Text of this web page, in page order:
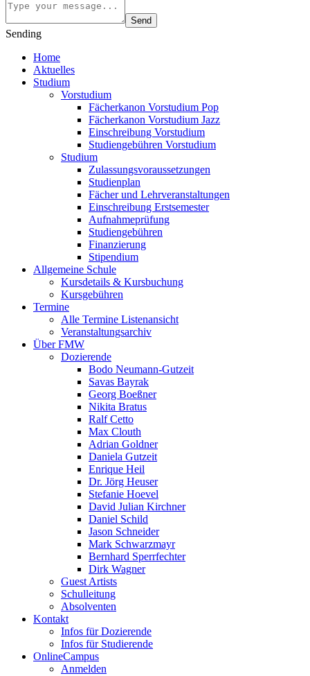
Send
Sending
Home
Aktuelles
Studium
Vorstudium
Fächerkanon Vorstudium Pop
Fächerkanon Vorstudium Jazz
Einschreibung Vorstudium
Studiengebühren Vorstudium
Studium
Zulassungsvoraussetzungen
Studienplan
Fächer und Lehrveranstaltungen
Einschreibung Erstsemester
Aufnahmeprüfung
Studiengebühren
Finanzierung
Stipendium
Allgemeine Schule
Kursdetails & Kursbuchung
Kursgebühren
Termine
Alle Termine Listenansicht
Veranstaltungsarchiv
Über FMW
Dozierende
Bodo Neumann-Gutzeit
Savas Bayrak
Georg Boeßner
Nikita Bratus
Ralf Cetto
Max Clouth
Adrian Goldner
Daniela Gutzeit
Enrique Heil
Dr. Jörg Heuser
Stefanie Hoevel
David Julian Kirchner
Daniel Schild
Jason Schneider
Mark Schwarzmayr
Bernhard Sperrfechter
Dirk Wagner
Guest Artists
Schulleitung
Absolventen
Kontakt
Infos für Dozierende
Infos für Studierende
OnlineCampus
Anmelden